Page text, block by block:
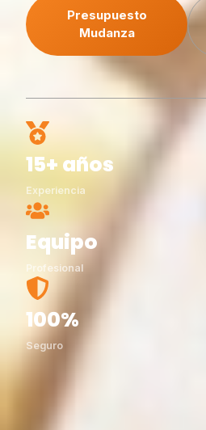
Presupuesto
Mudanza
15+ años
Experiencia
Equipo
Profesional
100%
Seguro